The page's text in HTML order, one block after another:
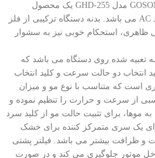
سشوار 2000 وات گوسونیک GOSONIC مدل GHD-255 یک محصول
کاربردی و شیک با موتور قدرتمند AC می باشد. بدنه دستگاه ترکیبی از فلز
ظاهری، استحکام خوبی نیز به سشوار
گوسونیک مجهز به 4 دکمه تعبیه شده روی دستگاه می باشد که
انتخاب دو حالت سرعت و کلید انتخاب
است که متناسب با نوع مو و میزان
از سرعت و حرارت را تنظیم نموده و
برای تثبیت حالت مو از کلید سرد
یک سری متمرکز کننده برای خشک
و ظرافت بیشتر می باشد. فیلتر پشتی
موتور جلوگیری می کند و در صورت